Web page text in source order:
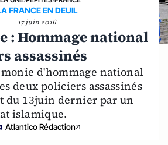
FRANCE EN DEUIL
17 juin 2016
: Hommage national
assassinés
d'hommage national
deux policiers assassinés
du 13juin dernier par un
islamique.
Atlantico Rédaction